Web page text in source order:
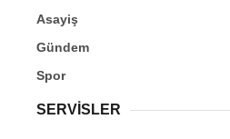
Asayiş
Gündem
Spor
SERVİSLER